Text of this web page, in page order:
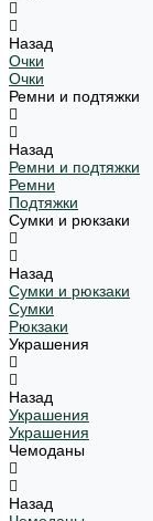
Назад
Очки
Очки
Ремни и подтяжки
Назад
Ремни и подтяжки
Ремни
Подтяжки
Сумки и рюкзаки
Назад
Сумки и рюкзаки
Сумки
Рюкзаки
Украшения
Назад
Украшения
Украшения
Чемоданы
Назад